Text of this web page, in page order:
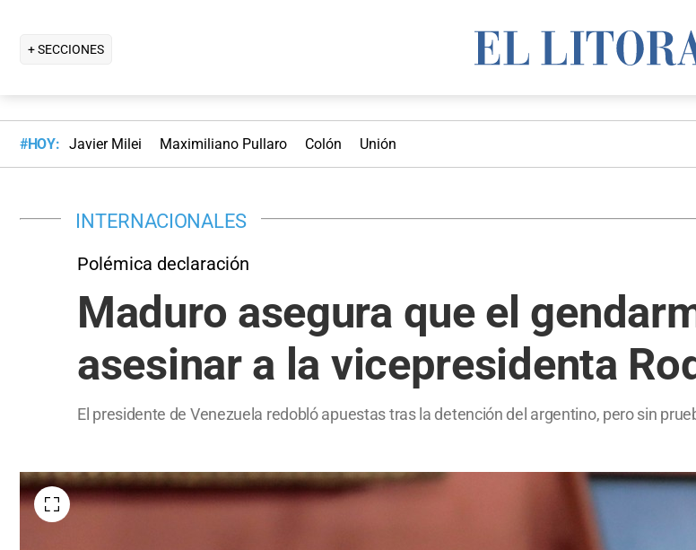
+ SECCIONES
#HOY: Javier Milei Maximiliano Pullaro Colón Unión
INTERNACIONALES
Polémica declaración
Maduro asegura que el
asesinar a la vicepresidenta
El presidente de Venezuela redobló apuestas tras la detención del argentino, pero sin